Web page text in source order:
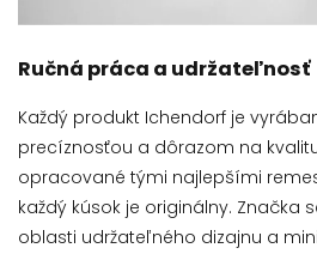
Ručná práca a udržateľnosť
Každý produkt Ichendorf je
precíznosťou a dôrazom na
opracované tými najlepšími
každý kúsok je originálny. Značka
oblasti udržateľného dizajnu a